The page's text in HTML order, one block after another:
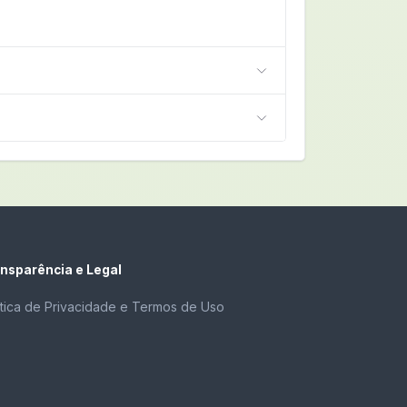
e Legal
de Privacidade e Termos de Uso